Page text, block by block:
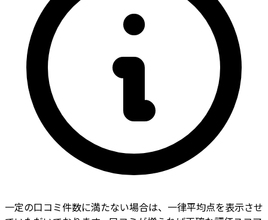
一定の口コミ件数に満たない場合は、一律平均点を表示させ